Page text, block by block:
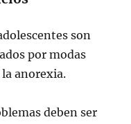
son
por modas
anorexia.
deben ser